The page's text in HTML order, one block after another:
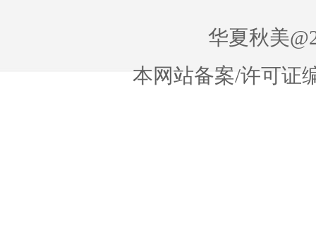
华夏秋美
本网站备案/许可证